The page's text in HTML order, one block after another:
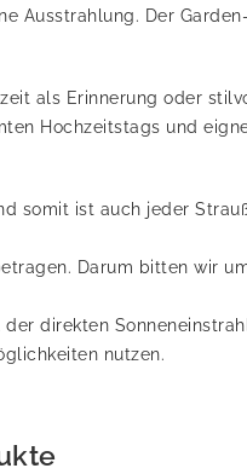
Ausstrahlung. Der
als Erinnerung oder
Hochzeitstags und
somit ist auch jeder
Darum bitten wir
direkten
nutzen.